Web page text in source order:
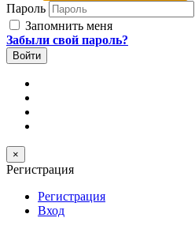
Пароль
Запомнить меня
Забыли свой пароль?
×
Регистрация
Регистрация
Вход